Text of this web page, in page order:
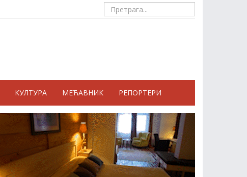
КУЛТУРА МЕЋАВНИК РЕПОРТЕРИ